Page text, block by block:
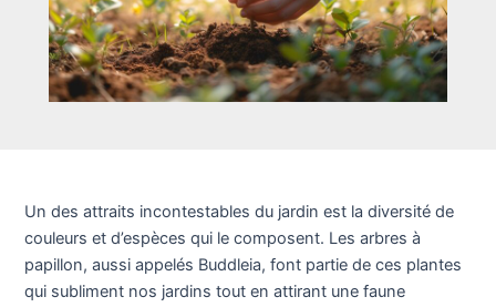
Un des attraits incontestables du jardin est la diversité de
couleurs et d’espèces qui le composent. Les arbres à
papillon, aussi appelés Buddleia, font partie de ces plantes
qui subliment nos jardins tout en attirant une faune